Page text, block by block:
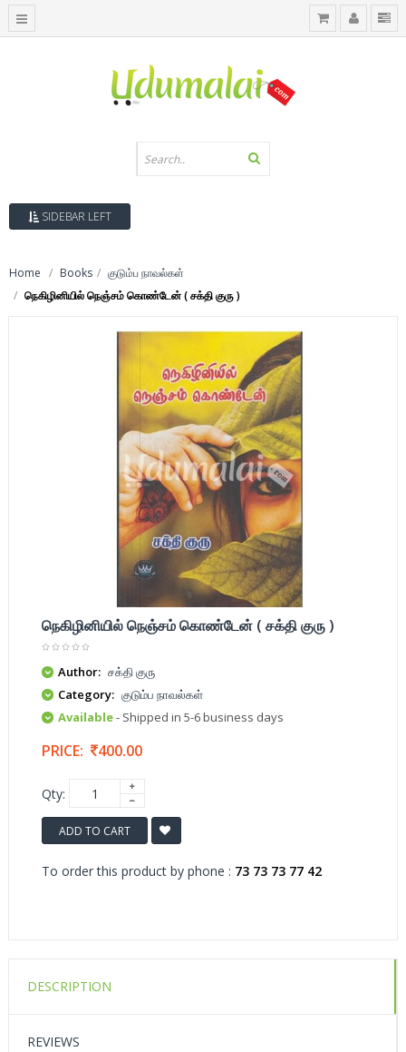
SIDEBAR LEFT
Home Books
குடும்ப நாவல்கள்
நெகிழினியில் நெஞ்சம் கொண்டேன் ( சக்தி குரு )
நெகிழினியில் நெஞ்சம் கொண்டேன் ( சக்தி குரு )
Author: சக்தி குரு
Category: குடும்ப நாவல்கள்
Available- Shipped in 5-6 business days
PRICE: 400.00
Qty:
ADD TO CART
To order this product by phone : 73 73 73 77 42
DESCRIPTION
REVIEWS